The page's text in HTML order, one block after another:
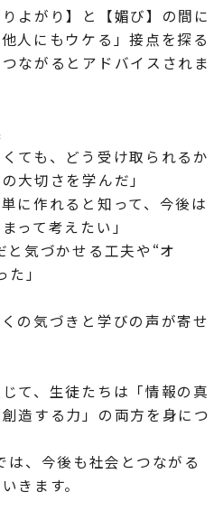
よがり】と【媚び】の間に
人にもウケる」接点を探る
ながるとアドバイスされま
ても、どう受け取られるか
大切さを学んだ」
に作れると知って、今後は
って考えたい」
と気づかせる工夫や“オ
」
の気づきと学びの声が寄せ
て、生徒たちは「情報の真
造する力」の両方を身につ
、今後も社会とつながる
きます。